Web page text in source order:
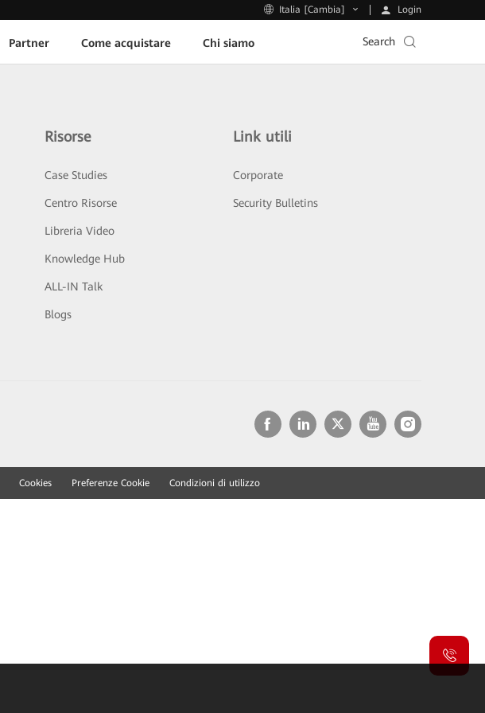
Italia [Cambia] Login
Partner Come acquistare Chi siamo Search
Risorse
Case Studies
Centro Risorse
Libreria Video
Knowledge Hub
ALL-IN Talk
Blogs
Link utili
Corporate
Security Bulletins
Cookies Preferenze Cookie Condizioni di utilizzo